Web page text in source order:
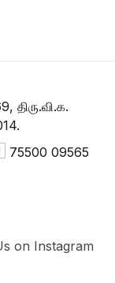
திரு.வி.க.
75500 09565